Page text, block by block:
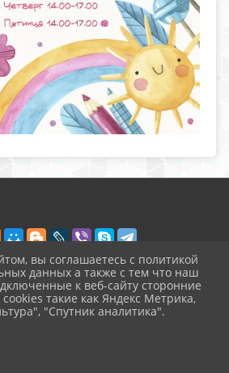
kult.ru
данных
вы соглашаетесь с политикой
данных а также с тем что наш
к веб-сайту сторонние
такие как Яндекс Метрика,
"Спутник аналитика".